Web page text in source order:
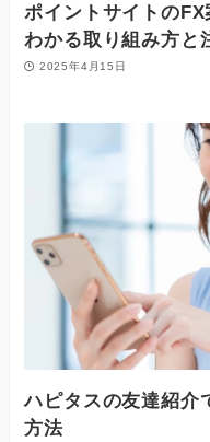
ポイントサイトの
わかる取り組み方と
2025年4月15日
ハピタスの友達紹介
方法